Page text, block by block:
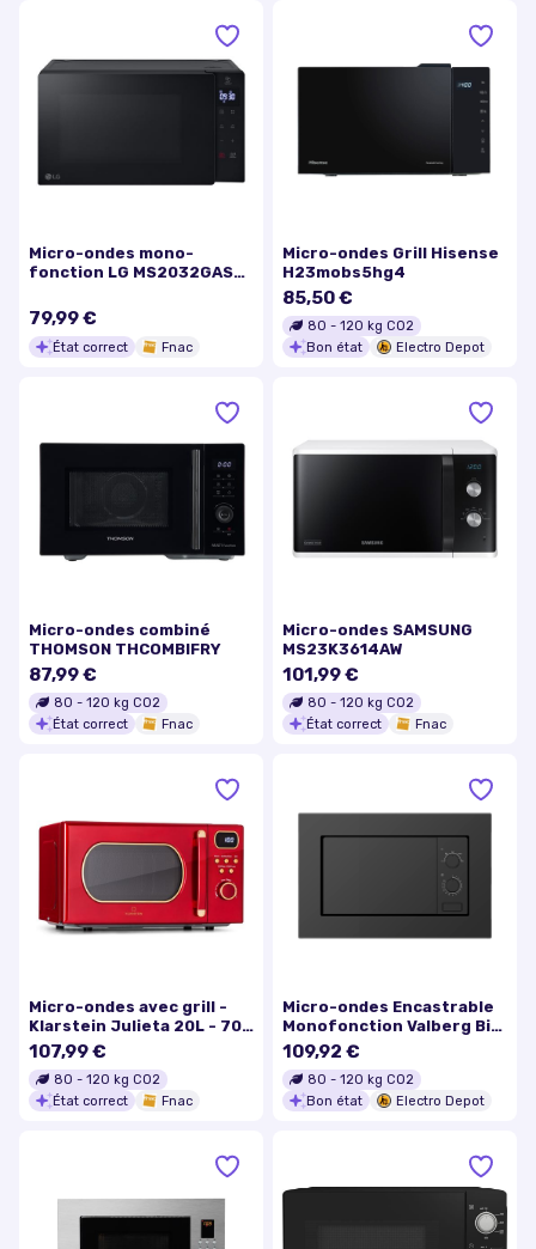
Micro-ondes mono-
fonction LG MS2032GAS
79,99 €
État correct Fnac
Micro-ondes Grill Hisense
H23mobs5hg4
85,50 €
80 - 120 kg CO2
Bon état
Electro Depot
Micro-ondes combiné
THOMSON THCOMBIFRY
87,99 €
80 - 120 kg CO2
État correct
Fnac
Micro-ondes SAMSUNG
MS23K3614AW
101,99 €
80 - 120 kg CO2
État correct
Fnac
Micro-ondes avec grill -
Klarstein Julieta 20L - 700
/ 800 W - 8 programmes -
Rouge
107,99 €
80 - 120 kg CO2
État correct
Fnac
Micro-ondes Encastrable
Monofonction Valberg Bi
Mwo 20 K 902c
109,92 €
80 - 120 kg CO2
Bon état
Electro Depot